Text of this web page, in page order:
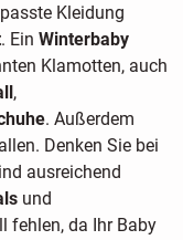
Kleidung
. Ein Winterbaby
Klamotten, auch
,
. Außerdem
Denken Sie bei
ausreichend
und
fehlen, da Ihr Baby